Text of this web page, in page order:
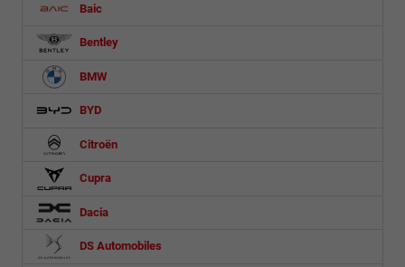
Baic
Bentley
BMW
BYD
Citroën
Cupra
Dacia
DS Automobiles